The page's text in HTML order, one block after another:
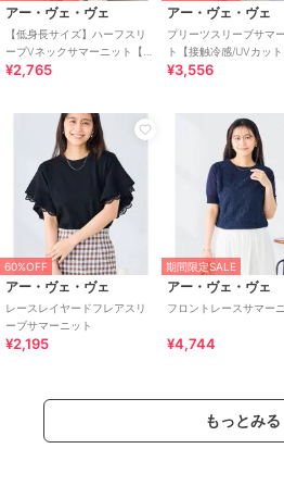
アー・ヴェ・ヴェ
【低身長サイズ】ハーフスリ
ーブVネックサマーニット【洗
える/接触冷感/UVカット】
¥2,765
アー・ヴェ・ヴェ
プリーツスリーブサマ
ト【接触冷感/UVカット
¥3,556
60%OFF
アー・ヴェ・ヴェ
レースレイヤードフレアスリ
ーブサマーニット
¥2,195
期間限定SALE
アー・ヴェ・ヴェ
フロントレースサマー
¥4,744
もっとみる